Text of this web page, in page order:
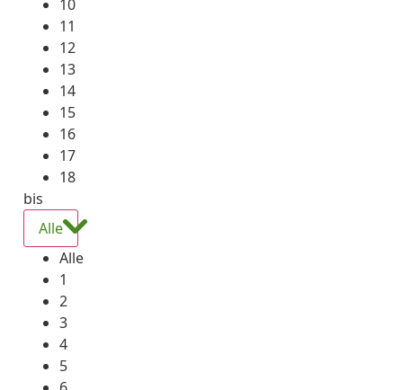
10
11
12
13
14
15
16
17
18
bis
Alle
Alle
1
2
3
4
5